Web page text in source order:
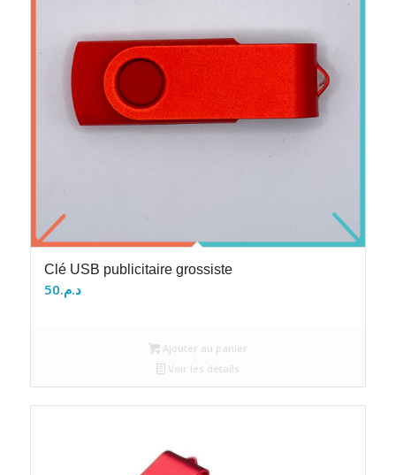
Clé USB publicitaire grossiste
د.م.50
Ajouter au panier
Voir les détails